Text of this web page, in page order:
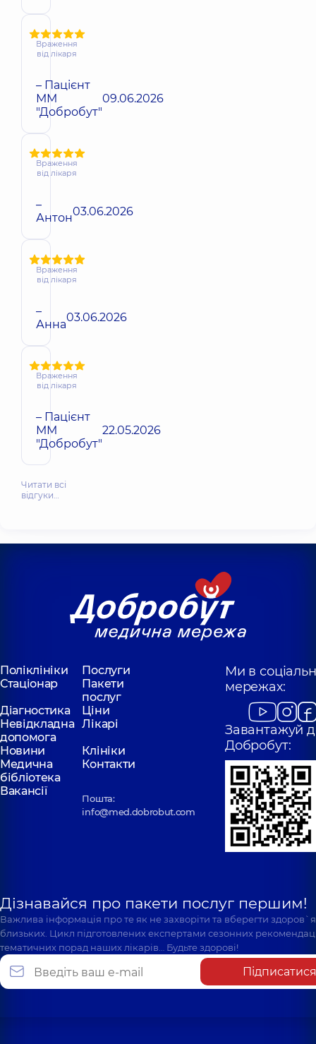
Враження
від лікаря
– Пацієнт
ММ
"Добробут"
09.06.2026
Враження
від лікаря
–
Антон03.06.2026
Враження
від лікаря
–
Анна03.06.2026
Враження
від лікаря
– Пацієнт
ММ
"Добробут"
22.05.2026
Читати всі
відгуки…
Поліклініки
Послуги
Стаціонар
Пакети
послуг
Діагностика
Ціни
Невідкладна
допомога
Лікарі
Новини
Клініки
Медична
бібліотека
Контакти
Вакансії
Пошта:
info@med.dobrobut.com
Ми в
мережах:
Завантажуй
Добробут:
Дізнавайся про пакети послуг першим!
Важлива інформація про те як не захворіти та вберегти
близьких. Цикл підготовлених експертами сезонних
тематичних порад наших лікарів… Будьте здорові!
Підписатися